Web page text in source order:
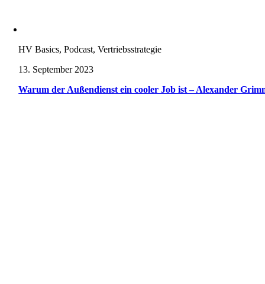
HV Basics, Podcast, Vertriebsstrategie
13. September 2023
Warum der Außendienst ein cooler Job ist – Alexander